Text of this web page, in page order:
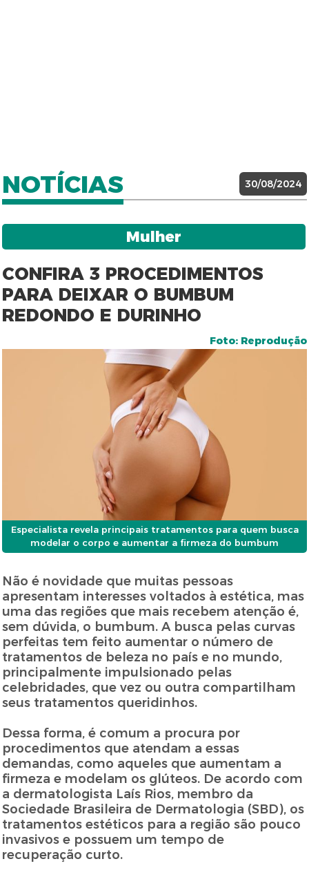
NOTÍCIAS 30/08/2024
Mulher
CONFIRA 3 PROCEDIMENTOS
PARA DEIXAR O BUMBUM
REDONDO E DURINHO
Foto: Reprodução
Especialista revela principais tratamentos para quem busca
modelar o corpo e aumentar a firmeza do bumbum
Não é novidade que muitas pessoas
apresentam interesses voltados à estética, mas
uma das regiões que mais recebem atenção é,
sem dúvida, o bumbum. A busca pelas curvas
perfeitas tem feito aumentar o número de
tratamentos de beleza no país e no mundo,
principalmente impulsionado pelas
celebridades, que vez ou outra compartilham
seus tratamentos queridinhos.
Dessa forma, é comum a procura por
procedimentos que atendam a essas
demandas, como aqueles que aumentam a
firmeza e modelam os glúteos. De acordo com
a dermatologista Laís Rios, membro da
Sociedade Brasileira de Dermatologia (SBD), os
tratamentos estéticos para a região são pouco
invasivos e possuem um tempo de
recuperação curto.